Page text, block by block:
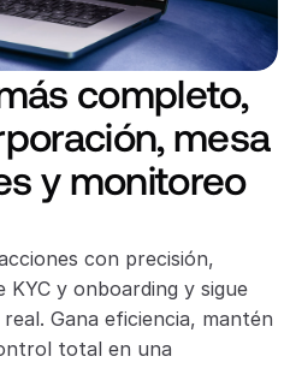
completo,
mesa
y monitoreo
con precisión,
y onboarding y sigue
Gana eficiencia, mantén
total en una